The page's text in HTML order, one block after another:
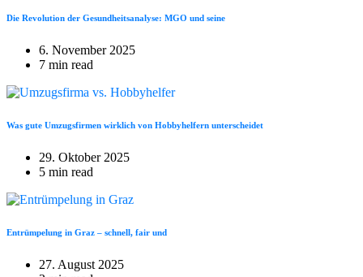
Die Revolution der Gesundheitsanalyse: MGO und seine
6. November 2025
7 min read
Was gute Umzugsfirmen wirklich von Hobbyhelfern unterscheidet
29. Oktober 2025
5 min read
Entrümpelung in Graz – schnell, fair und
27. August 2025